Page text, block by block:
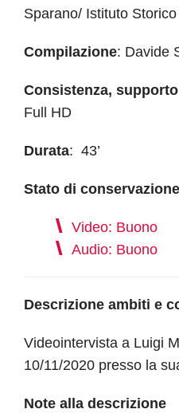
Sparano/ Istituto
Compilazione: Davide
Consistenza,
Full HD
Durata: 43’
Stato di conservazione
Video: Buono
Audio: Buono
Descrizione ambiti e
Videointervista a Luigi
10/11/2020 presso la
Note alla descrizione